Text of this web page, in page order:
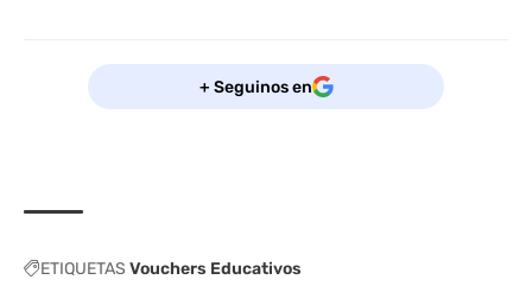
+ Seguinos en
ETIQUETAS Vouchers Educativos